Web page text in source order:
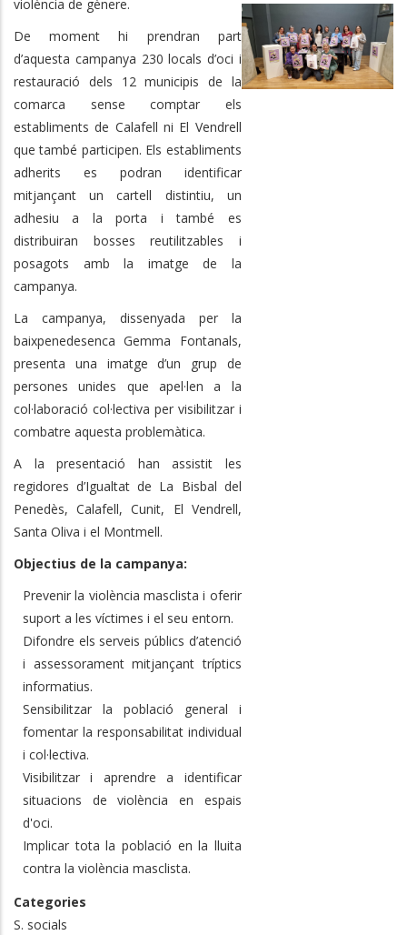
violència de gènere.
De moment hi prendran part
d’aquesta campanya 230 locals d’oci i
restauració dels 12 municipis de la
comarca sense comptar els
establiments de Calafell ni El Vendrell
que també participen. Els establiments
adherits es podran identificar
mitjançant un cartell distintiu, un
adhesiu a la porta i també es
distribuiran bosses reutilitzables i
posagots amb la imatge de la
campanya.
La campanya, dissenyada per la
baixpenedesenca Gemma Fontanals,
presenta una imatge d’un grup de
persones unides que apel·len a la
col·laboració col·lectiva per visibilitzar i
combatre aquesta problemàtica.
A la presentació han assistit les
regidores d’Igualtat de La Bisbal del
Penedès, Calafell, Cunit, El Vendrell,
Santa Oliva i el Montmell.
Objectius de la campanya:
Prevenir la violència masclista i oferir
suport a les víctimes i el seu entorn.
Difondre els serveis públics d’atenció
i assessorament mitjançant tríptics
informatius.
Sensibilitzar la població general i
fomentar la responsabilitat individual
i col·lectiva.
Visibilitzar i aprendre a identificar
situacions de violència en espais
d'oci.
Implicar tota la població en la lluita
contra la violència masclista.
Categories
S. socials